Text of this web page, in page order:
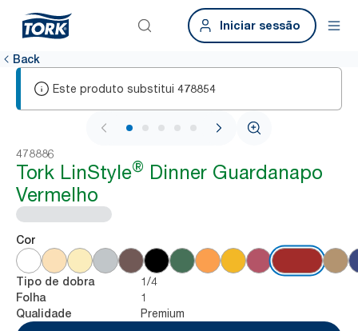
Iniciar sessão
Back
Este produto substitui 478854
1 / 5
478886
Tork LinStyle® Dinner Guardanapo
Vermelho
Cor
Tipo de dobra 1/4
Folha 1
Qualidade
Premium